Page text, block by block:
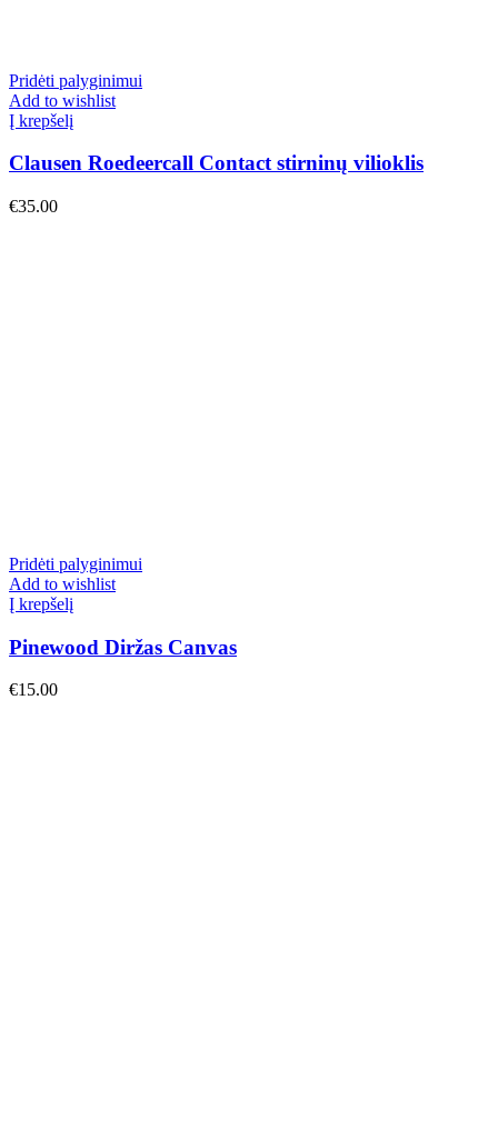
Pridėti palyginimui
Add to wishlist
Į krepšelį
Clausen Roedeercall Contact stirninų vilioklis
€35.00
Pridėti palyginimui
Add to wishlist
Į krepšelį
Pinewood Diržas Canvas
€15.00